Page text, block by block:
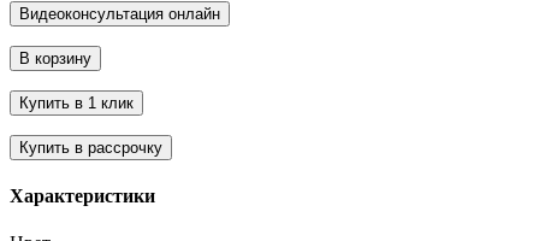
Характеристики